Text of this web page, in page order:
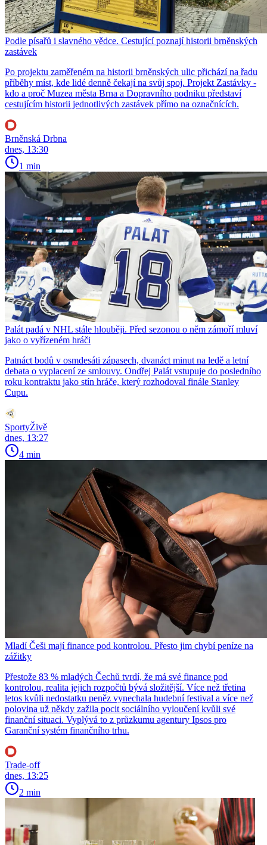
Podle písařů i slavného vědce. Cestující poznají historii brněnských
zastávek
Po projektu zaměřeném na historii brněnských ulic přichází na řadu
příběhy míst, kde lidé denně čekají na svůj spoj. Projekt Zastávky -
kdo a proč Muzea města Brna a Dopravního podniku představí
cestujícím historii jednotlivých zastávek přímo na označnících.
Brněnská Drbna
dnes, 13:30
1 min
Palát padá v NHL stále hlouběji. Před sezonou o něm zámoří mluví
jako o vyřízeném hráči
Patnáct bodů v osmdesáti zápasech, dvanáct minut na ledě a letní
debata o vyplacení ze smlouvy. Ondřej Palát vstupuje do posledního
roku kontraktu jako stín hráče, který rozhodoval finále Stanley
Cupu.
SportyŽivě
dnes, 13:27
4 min
Mladí Češi mají finance pod kontrolou. Přesto jim chybí peníze na
zážitky
Přestože 83 % mladých Čechů tvrdí, že má své finance pod
kontrolou, realita jejich rozpočtů bývá složitější. Více než třetina
letos kvůli nedostatku peněz vynechala hudební festival a více než
polovina už někdy zažila pocit sociálního vyloučení kvůli své
finanční situaci. Vyplývá to z průzkumu agentury Ipsos pro
Garanční systém finančního trhu.
Trade-off
dnes, 13:25
2 min